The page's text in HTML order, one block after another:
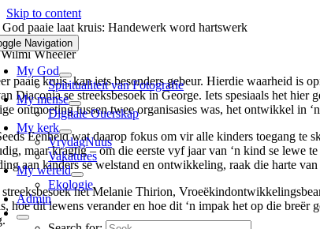
Skip to content
Navigation
My God
Spiritualiteit van Fotografie
My mense
Digitale Ouerskap
My kerk
VrydagNuus
Vakatures
My wêreld
Ekologie
Admin
paaie laat kruis: Handewerk word hartswerk
Wheeler
paaie kruis, kan iets besonders gebeur. Hierdie waarheid is
Diaconia se streeksbesoek in George. Iets spesiaals het
ontmoeting tussen twee organisasies was, het ontwikkel in
Eenheid wat daarop fokus om vir alle kinders toegang te
maar kragtig – om die eerste vyf jaar van ‘n kind se lewe
aan kinders se welstand en ontwikkeling, raak die harte
het Melanie Thirion,
hoe dit lewens verander en hoe dit ‘n impak het op die breër